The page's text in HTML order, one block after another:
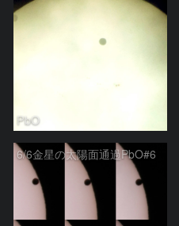
PbO
6/6金星の太陽面通過PbO#6